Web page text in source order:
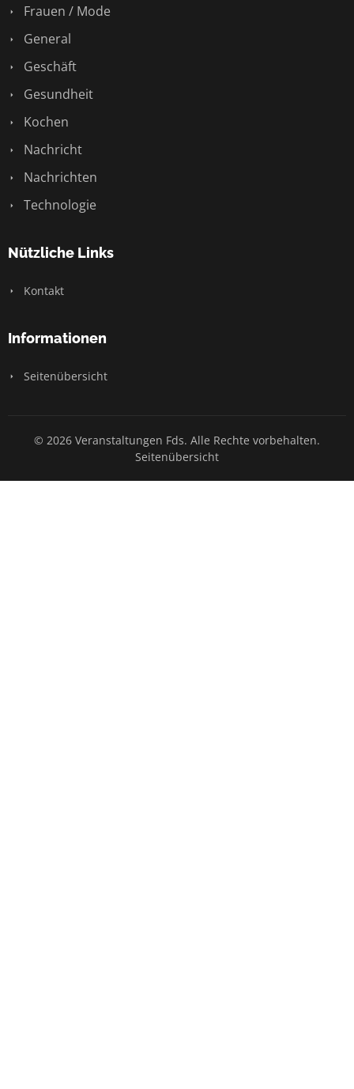
Frauen / Mode
General
Geschäft
Gesundheit
Kochen
Nachricht
Nachrichten
Technologie
Nützliche Links
Kontakt
Informationen
Seitenübersicht
© 2026 Veranstaltungen Fds. Alle Rechte vorbehalten.
Seitenübersicht